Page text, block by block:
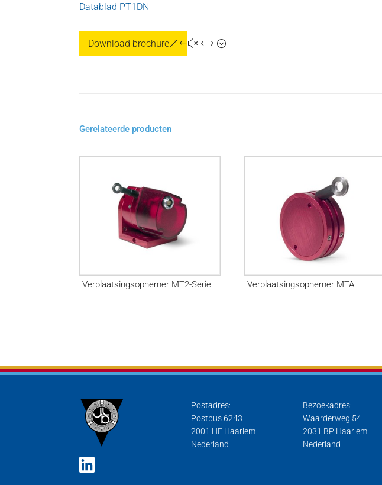
Datablad PT1DN
Download brochure
Gerelateerde producten
Verplaatsingsopnemer MT2-Serie Verplaatsingsopnemer MTA
Postadres:
Postbus 6243
2001 HE Haarlem
Nederland
Bezoekadres:
Waarderweg 54
2031 BP Haarlem
Nederland